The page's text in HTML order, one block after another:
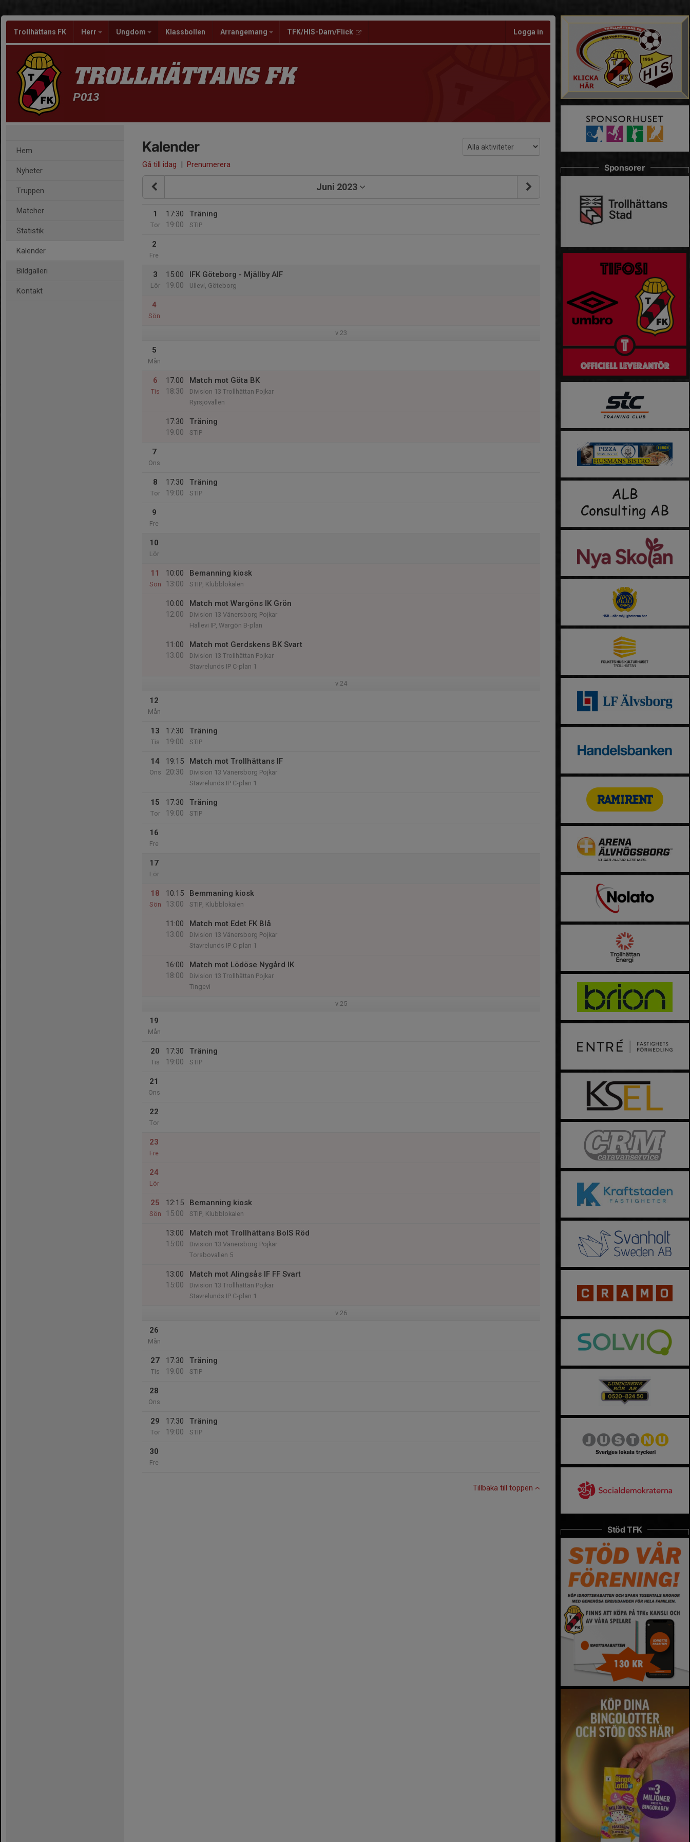
Trollhättans FK Herr Ungdom Klassbollen Arrangemang TFK/HIS-Dam/Flick Logga in
TROLLHÄTTANS FK
P013
Hem
Nyheter
Truppen
Matcher
Statistik
Kalender
Bildgalleri
Kontakt
Kalender
Gå till idag | Prenumerera
Juni 2023
1
Tor
17:30
19:00
Träning
STIP
2
Fre
3
Lör
15:00
19:00
IFK Göteborg - Mjällby AIF
Ullevi, Göteborg
4
Sön
v.23
5
Mån
6
Tis
17:00
18:30
Match mot Göta BK
Division 13 Trollhättan Pojkar
Ryrsjövallen
17:30
19:00
Träning
STIP
7
Ons
8
Tor
17:30
19:00
Träning
STIP
9
Fre
10
Lör
11
Sön
10:00
13:00
Bemanning kiosk
STIP, Klubblokalen
10:00
12:00
Match mot Wargöns IK Grön
Division 13 Vänersborg Pojkar
Hallevi IP, Wargön B-plan
11:00
13:00
Match mot Gerdskens BK Svart
Division 13 Trollhättan Pojkar
Stavrelunds IP C-plan 1
v.24
12
Mån
13
Tis
17:30
19:00
Träning
STIP
14
Ons
19:15
20:30
Match mot Trollhättans IF
Division 13 Vänersborg Pojkar
Stavrelunds IP C-plan 1
15
Tor
17:30
19:00
Träning
STIP
16
Fre
17
Lör
18
Sön
10:15
13:00
Bemmaning kiosk
STIP, Klubblokalen
11:00
13:00
Match mot Edet FK Blå
Division 13 Vänersborg Pojkar
Stavrelunds IP C-plan 1
16:00
18:00
Match mot Lödöse Nygård IK
Division 13 Trollhättan Pojkar
Tingevi
v.25
19
Mån
20
Tis
17:30
19:00
Träning
STIP
21
Ons
22
Tor
23
Fre
24
Lör
25
Sön
12:15
15:00
Bemanning kiosk
STIP, Klubblokalen
13:00
15:00
Match mot Trollhättans BoIS Röd
Division 13 Vänersborg Pojkar
Torsbovallen 5
13:00
15:00
Match mot Alingsås IF FF Svart
Division 13 Trollhättan Pojkar
Stavrelunds IP C-plan 1
v.26
26
Mån
27
Tis
17:30
19:00
Träning
STIP
28
Ons
29
Tor
17:30
19:00
Träning
STIP
30
Fre
Tillbaka till toppen
Sponsorer
Stöd TFK